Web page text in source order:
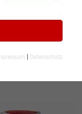
der
| Datenschutz